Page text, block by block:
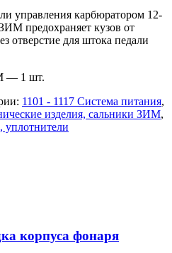
управления карбюратором 12-
предохраняет кузов от
отверстие для штока педали
— 1 шт.
1101 - 1117 Система питания,
изделия, сальники ЗИМ,
уплотнители
корпуса фонаря